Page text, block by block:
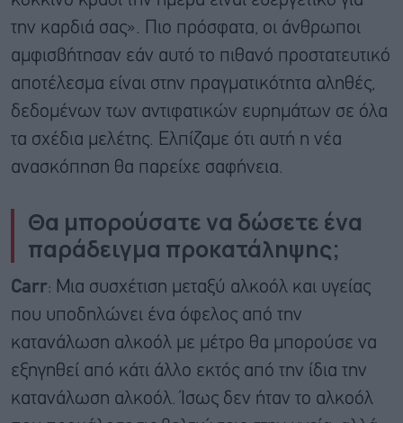
την καρδιά σας». Πιο πρόσφατα, οι άνθρωποι
αμφισβήτησαν εάν αυτό το πιθανό προστατευτικό
αποτέλεσμα είναι στην πραγματικότητα αληθές,
δεδομένων των αντιφατικών ευρημάτων σε όλα
τα σχέδια μελέτης. Ελπίζαμε ότι αυτή η νέα
ανασκόπηση θα παρείχε σαφήνεια.
Θα μπορούσατε να δώσετε ένα
παράδειγμα προκατάληψης;
Carr: Μια συσχέτιση μεταξύ αλκοόλ και υγείας
που υποδηλώνει ένα όφελος από την
κατανάλωση αλκοόλ με μέτρο θα μπορούσε να
εξηγηθεί από κάτι άλλο εκτός από την ίδια την
κατανάλωση αλκοόλ. Ίσως δεν ήταν το αλκοόλ